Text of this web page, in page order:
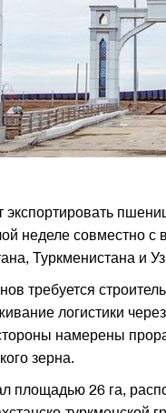
экспортировать
неделе совместно
Туркменистана и
требуется
логистики
намерены
зерна.
площадью 26 га,